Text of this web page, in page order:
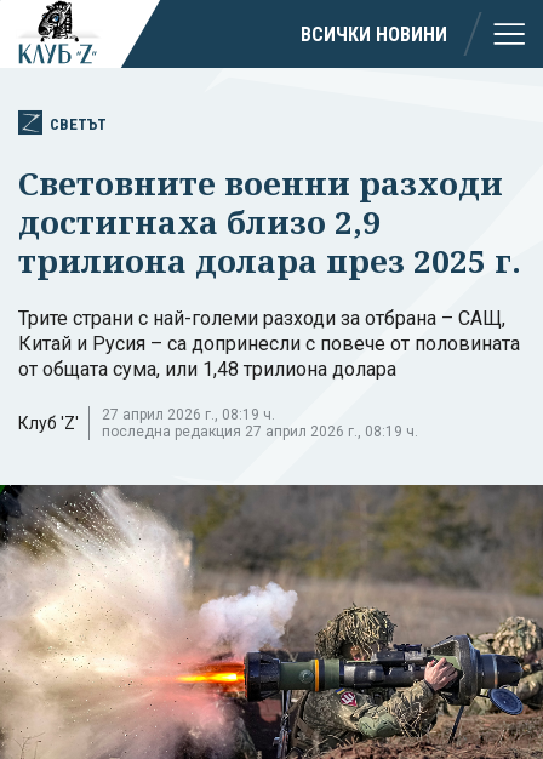
ВСИЧКИ НОВИНИ
СВЕТЪТ
Световните военни разходи
достигнаха близо 2,9
трилиона долара през 2025 г.
Трите страни с най-големи разходи за отбрана – САЩ,
Китай и Русия – са допринесли с повече от половината
от общата сума, или 1,48 трилиона долара
Клуб 'Z'
27 април 2026 г., 08:19 ч.
последна редакция 27 април 2026 г., 08:19 ч.